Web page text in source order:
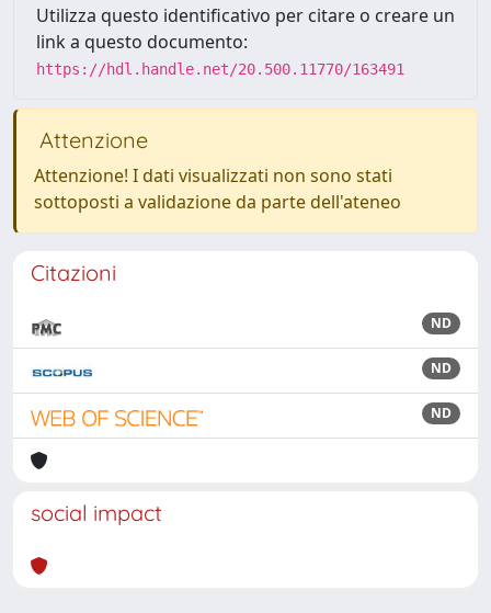
Utilizza questo identificativo per citare o creare un
link a questo documento:
https://hdl.handle.net/20.500.11770/163491
Attenzione
Attenzione! I dati visualizzati non sono stati
sottoposti a validazione da parte dell'ateneo
Citazioni
ND
ND
ND
social impact